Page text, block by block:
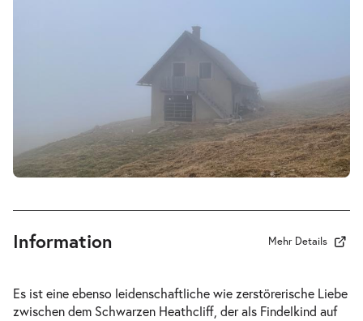
Wuthering Heights I Sturmhöhe-
Fr.
30.04.2027
Fr. 30.04.2027
Tickets
Wuthering Heights I Sturmhöhe-
Sa.
Information Mehr Details
Es ist eine ebenso leidenschaftliche wie zerstörerische Liebe
zwischen dem Schwarzen Heathcliff, der als Findelkind auf